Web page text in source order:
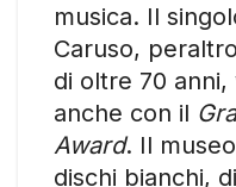
musica. Il
Caruso,
di oltre 70
anche con il
Award. Il
dischi bianchi,